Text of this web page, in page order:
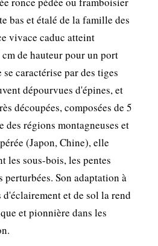
bas et étalé de la famille des
vivace caduc atteint
de hauteur pour un port
caractérise par des tiges
dépourvues d'épines, et
découpées, composées de 5
régions montagneuses et
(Japon, Chine), elle
les sous-bois, les pentes
perturbées. Son adaptation à
et de sol la rend
et pionnière dans les